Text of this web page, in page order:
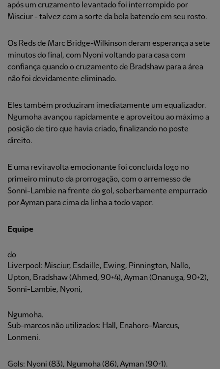
após um cruzamento levantado foi interrompido por
Misciur - talvez com a sorte da bola batendo em seu rosto.
Os Reds de Marc Bridge-Wilkinson deram esperança a sete
minutos do final, com Nyoni voltando para casa com
confiança quando o cruzamento de Bradshaw para a área
não foi devidamente eliminado.
Eles também produziram imediatamente um equalizador.
Ngumoha avançou rapidamente e aproveitou ao máximo a
posição de tiro que havia criado, finalizando no poste
direito.
E uma reviravolta emocionante foi concluída logo no
primeiro minuto da prorrogação, com o arremesso de
Sonni-Lambie na frente do gol, soberbamente empurrado
por Ayman para cima da linha a todo vapor.
Equipe
do
Liverpool: Misciur, Esdaille, Ewing, Pinnington, Nallo,
Upton, Bradshaw (Ahmed, 90+4), Ayman (Onanuga, 90+2),
Sonni-Lambie, Nyoni,
Ngumoha.
Sub-marcos não utilizados: Hall, Enahoro-Marcus,
Lonmeni.
Gols: Nyoni (83), Ngumoha (86), Ayman (90+1).